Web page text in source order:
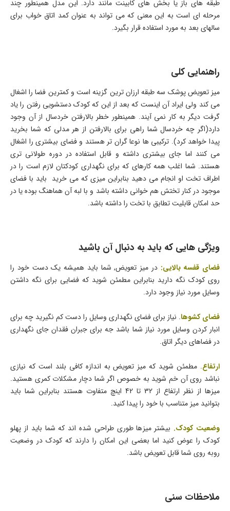
طبقه های باز یا بخش های کابینت مانند دارد. این مدل همینطور چند
مرحله ای است به این معنی که می تواند به عنوان کمد اتاق خواب برای
سالهای بعد به مورد استفاده قرار بگیرد.
راهنمایی کلی
میز تعویض پوشک سه طبقه ارزان ترین گزینه است و کمترین فضا را اشغال
می کند ولی ایراد آن اینست که بعد از این که کودک دستشویی رفتن را یاد
گرفت دیگر به کار نمی آیند. همینطور خطر بالارفتن خردسال از آن وجود
دارد(اگر چه خردسال شما راهی برای بالارفتن از هر مدلی که شما بخرید
پیدا خواهد کرد). ترکیبی ها نوعا گران تر هستند و فضای بیشتری را اشغال
می کنند اما جای بیشتری داشته و قابل استفاده در دوره طولانی تری
هستند. شما اغلب همه کارهای که برای نگهداری کودکتان لازم است را در
اطراف تخت او انجام می دهید بنابراین میزی که می خرید باید با فضای
موجود در کنار تختش هم خوانی داشته باشد و با لبه آن هماهنگ بوده یا در
حد امکان قابلیت تطابق با تخت را داشته باشد.
ویژگی هایی که باید به دنبال آن باشید
فضای قفسه بالایی: در میز تعویض, شما باید همیشه یک دست خود را
روی کودک نگه دارید بنابراین مطمئن شوید که فضایی برای نگه داشتن
وسایل مورد نیاز وجود دارد.
فضای کشوها. نیاز برای فضای نگهداری وسایل را دست کم نگیرید چه برای
انبار کردن وسایل مورد نیاز شما باشد جه برای جبران فقدان جای نگهداری
در فضاهای دیگر اتاق.
ارتفاع. مطمئن شوید که میز تعویض به اندازه کافی بلند است که نیازی
نباشد روی آن خم شوید به خصوص اگر شما دچار مشکلات کمری هستید.
میزها از نظر ارتفاع از 32 تا 42 اینچ متفاوت هستند بنابراین شما باید
بتوانید میز متناسب با خود را پیدا کنید.
وضعیت کودک. بیشتر میزها طوری طراحی شده اند که شما باید از پهلو
کودک را عوض کنید اما بعضی این امکان را دارند که کودک در وضعیت
روبه روی شما قابل تعویض باشد.
ملاحظات سنی